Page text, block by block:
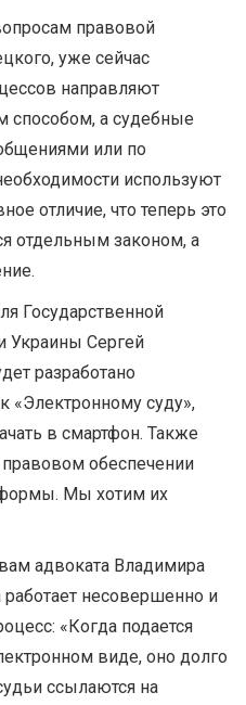
правовой
уже сейчас
направляют
способом, а судебные
или по
используют
отличие, что теперь это
отдельным законом, а
Государственной
Украины Сергей
разработано
«Электронному суду»,
в смартфон. Также
обеспечении
Мы хотим их
адвоката Владимира
несовершенно и
«Когда подается
виде, оно долго
ссылаются на